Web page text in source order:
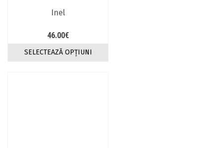
Inel
46.00€
SELECTEAZĂ OPȚIUNI